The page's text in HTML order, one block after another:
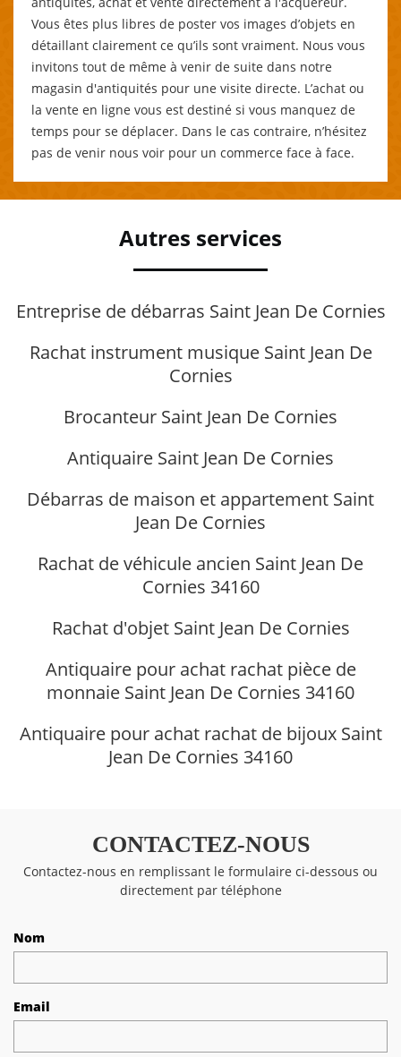
Vous êtes plus libres de poster vos images d’objets en
détaillant clairement ce qu’ils sont vraiment. Nous vous
invitons tout de même à venir de suite dans notre
magasin d'antiquités pour une visite directe. L’achat ou
la vente en ligne vous est destiné si vous manquez de
temps pour se déplacer. Dans le cas contraire, n’hésitez
pas de venir nous voir pour un commerce face à face.
Autres services
Entreprise de débarras Saint Jean De Cornies
Rachat instrument musique Saint Jean De
Cornies
Brocanteur Saint Jean De Cornies
Antiquaire Saint Jean De Cornies
Débarras de maison et appartement Saint
Jean De Cornies
Rachat de véhicule ancien Saint Jean De
Cornies 34160
Rachat d'objet Saint Jean De Cornies
Antiquaire pour achat rachat pièce de
monnaie Saint Jean De Cornies 34160
Antiquaire pour achat rachat de bijoux Saint
Jean De Cornies 34160
CONTACTEZ-NOUS
Contactez-nous en remplissant le formulaire ci-dessous ou
directement par téléphone
Nom
Email